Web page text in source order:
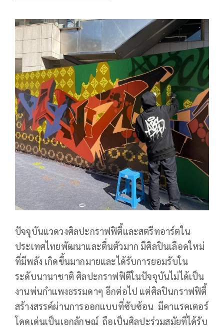
ปัจจุบันแวดวงศิลปะกราฟฟิตี้และสตรีทอาร์ตใน
ประเทศไทยพัฒนาและตื่นตัวมาก มีศิลปินเลือดใหม่
ที่มีพลัง เกิดขึ้นมากมายและได้รับการยอมรับใน
ระดับนานาชาติ ศิลปะกราฟฟิตีในปัจจุบันไม่ได้เป็น
งานพ่นกำแพงธรรมดาๆ อีกต่อไป แต่ศิลปินกราฟฟิตี้
สร้างสรรค์ผ่านการออกแบบที่ซับซ้อน มีคาแรคเตอร์
โดดเด่นเป็นเอกลักษณ์ ถือเป็นศิลปะร่วมสมัยที่ได้รับ